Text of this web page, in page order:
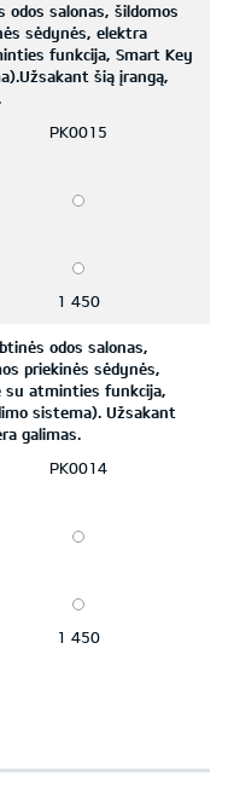
odos salonas, šildomos
sėdynės, elektra
funkcija, Smart Key
šią įrangą,
PK0015
1 450
odos salonas,
priekinės sėdynės,
su atminties funkcija,
sistema). Užsakant
galimas.
PK0014
1 450